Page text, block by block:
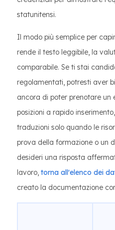
statunitensi.
Il modo più semplice per
rende il testo leggibile, la
comparabile. Se ti stai
regolamentati, potresti aver
ancora di poter prenotare un
posizioni a rapido
traduzioni solo quando le
prova della formazione o un
desideri una risposta
lavoro, torna all'elenco dei
creato la documentazione